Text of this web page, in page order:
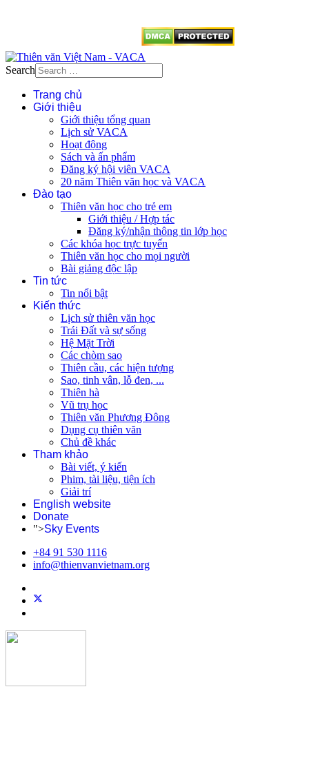
Search
Trang chủ
Giới thiệu
Giới thiệu tổng quan
Lịch sử VACA
Hoạt động
Sách và ấn phẩm
Đăng ký hội viên VACA
20 năm Thiên văn học và VACA
Đào tạo
Thiên văn học cho trẻ em
Giới thiệu / Hợp tác
Đăng ký/nhận thông tin lớp học
Các khóa học trực tuyến
Thiên văn học cho mọi người
Bài giảng độc lập
Tin tức
Tin nổi bật
Kiến thức
Lịch sử thiên văn học
Trái Đất và sự sống
Hệ Mặt Trời
Các chòm sao
Thiên cầu, các hiện tượng
Sao, tinh vân, lỗ đen, ...
Thiên hà
Vũ trụ học
Thiên văn Phương Đông
Dụng cụ thiên văn
Chủ đề khác
Tham khảo
Bài viết, ý kiến
Phim, tài liệu, tiện ích
Giải trí
English website
Donate
">Sky Events
+84 91 530 1116
info@thienvanvietnam.org